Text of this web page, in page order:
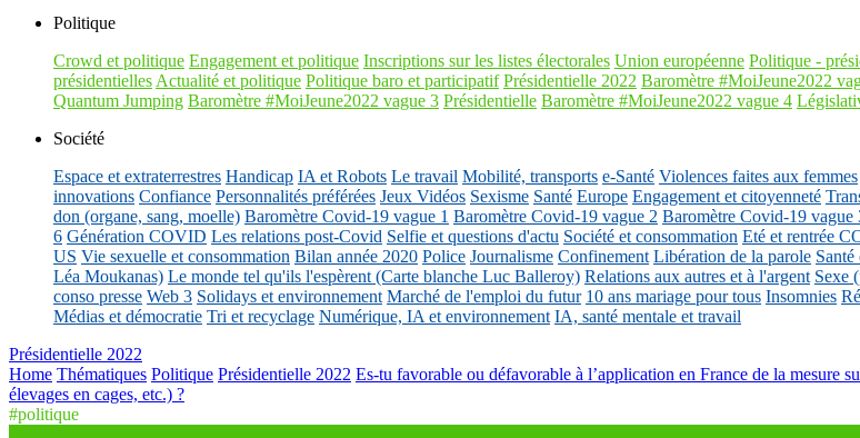
Politique
Crowd et politique Engagement et politique Inscriptions sur les listes électorales Union européenne Politique -
présidentielles Actualité et politique Politique baro et participatif Présidentielle 2022 Baromètre #MoiJeune2022
Quantum Jumping Baromètre #MoiJeune2022 vague 3 Présidentielle Baromètre #MoiJeune2022 vague 4
Société
Espace et extraterrestres Handicap IA et Robots Le travail Mobilité, transports e-Santé Violences faites aux femmes
innovations Confiance Personnalités préférées Jeux Vidéos Sexisme Santé Europe Engagement et citoyenneté
don (organe, sang, moelle) Baromètre Covid-19 vague 1 Baromètre Covid-19 vague 2 Baromètre Covid-19 vague
6 Génération COVID Les relations post-Covid Selfie et questions d'actu Société et consommation Eté et rentrée
US Vie sexuelle et consommation Bilan année 2020 Police Journalisme Confinement Libération de la parole
Léa Moukanas) Le monde tel qu'ils l'espèrent (Carte blanche Luc Balleroy) Relations aux autres et à l'argent Sexe
conso presse Web 3 Solidays et environnement Marché de l'emploi du futur 10 ans mariage pour tous Insomnies
Médias et démocratie Tri et recyclage Numérique, IA et environnement IA, santé mentale et travail
Présidentielle 2022
Home Thématiques Politique Présidentielle 2022 Es-tu favorable ou défavorable à l’application en France de la mesure
élevages en cages, etc.) ?
#politique